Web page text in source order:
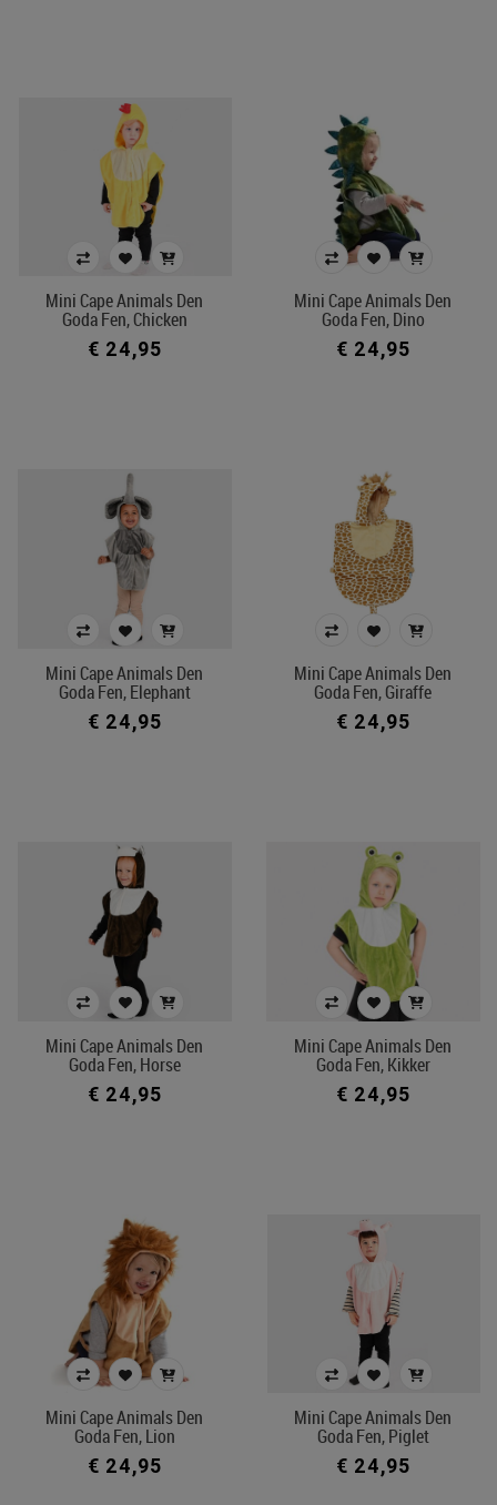
Mini Cape Animals Den
Goda Fen, Chicken
€ 24,95
Mini Cape Animals Den
Goda Fen, Dino
€ 24,95
Mini Cape Animals Den
Goda Fen, Elephant
€ 24,95
Mini Cape Animals Den
Goda Fen, Giraffe
€ 24,95
Mini Cape Animals Den
Goda Fen, Horse
€ 24,95
Mini Cape Animals Den
Goda Fen, Kikker
€ 24,95
Mini Cape Animals Den
Goda Fen, Lion
€ 24,95
Mini Cape Animals Den
Goda Fen, Piglet
€ 24,95